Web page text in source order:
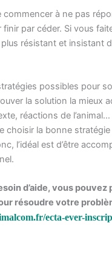
commencer à ne pas
par céder. Si vous
résistant et insistant
possibles pour
la solution la mieux
réactions de l’animal…
choisir la bonne
l’idéal est d’être
d’aide, vous pouvez
résoudre votre
ecta-ever-